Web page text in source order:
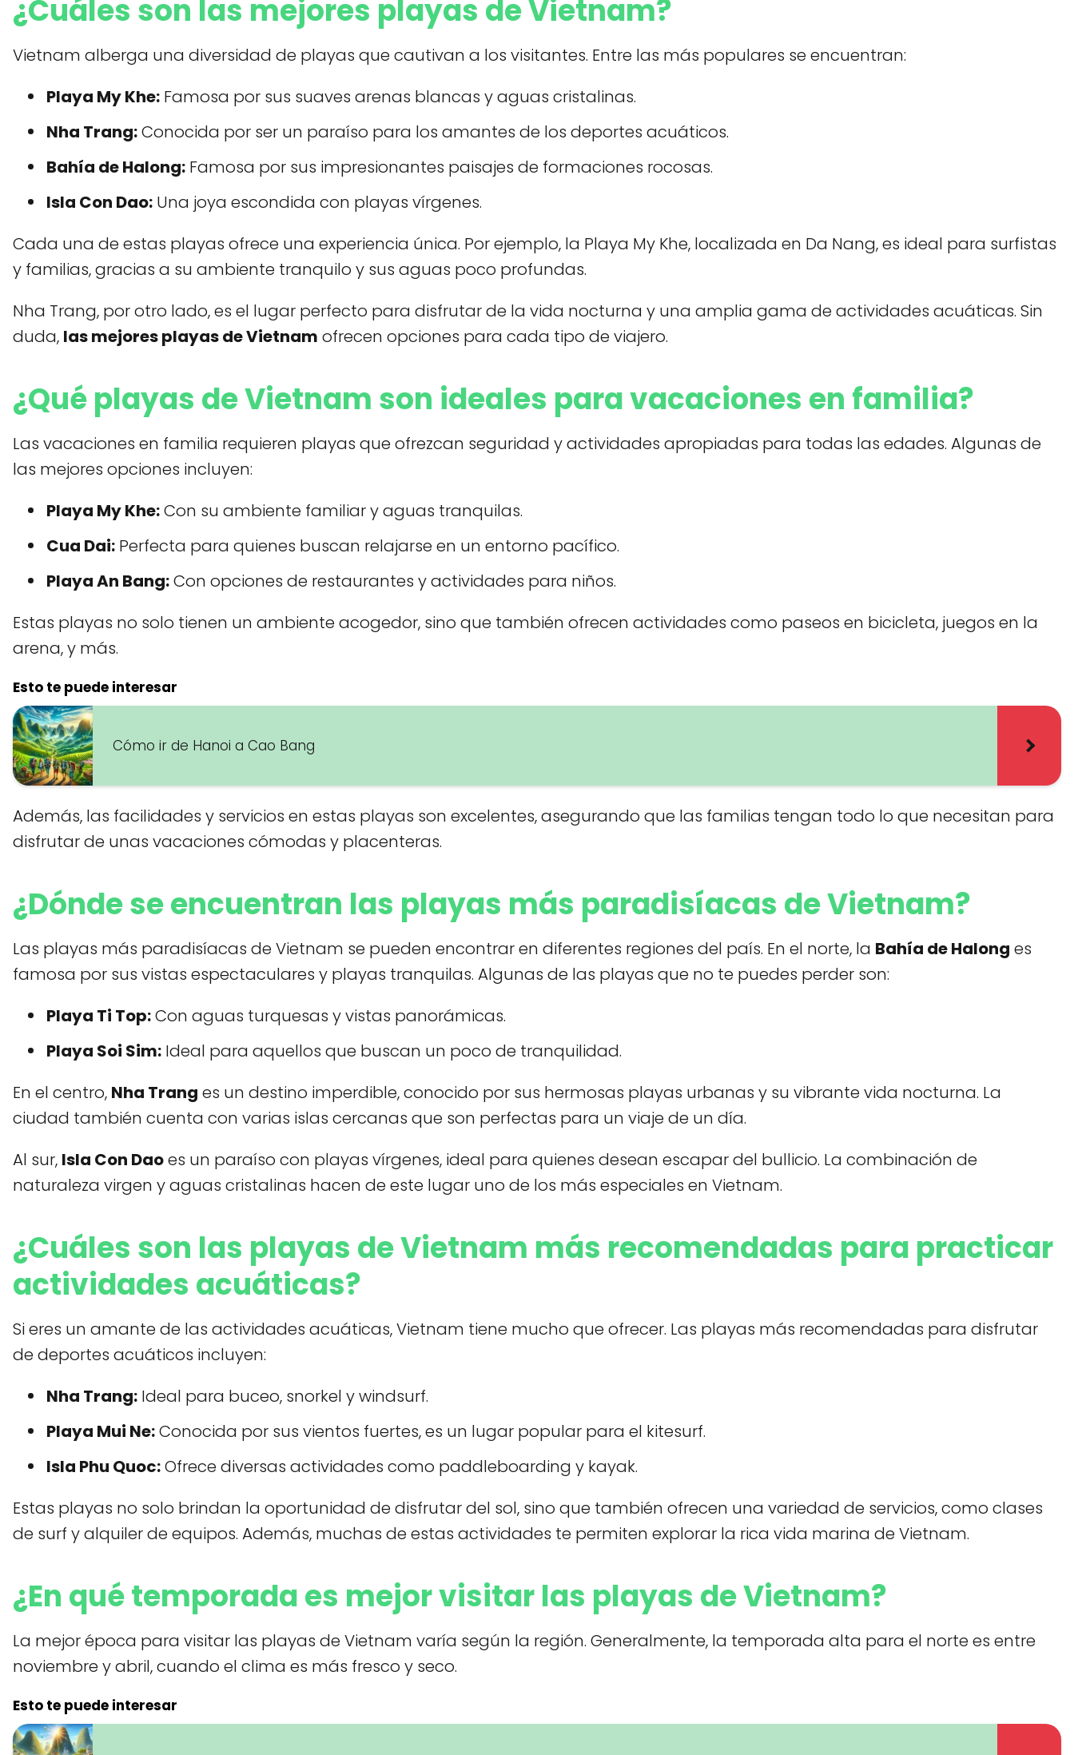
¿Cuáles son las mejores playas de Vietnam?
Vietnam alberga una diversidad de playas que cautivan a los visitantes. Entre las más populares se encuentran:
Playa My Khe: Famosa por sus suaves arenas blancas y aguas cristalinas.
Nha Trang:Conocida por ser un paraíso para los amantes de los deportes acuáticos.
Bahía de Halong: Famosa por sus impresionantes paisajes de formaciones rocosas.
Isla Con Dao: Una joya escondida con playas vírgenes.
Cada una de estas playas ofrece una experiencia única. Por ejemplo, la Playa My Khe, localizada en Da Nang, es ideal para surfistas
y familias, gracias a su ambiente tranquilo y sus aguas poco profundas.
Nha Trang, por otro lado, es el lugar perfecto para disfrutar de la vida nocturna y una amplia gama de actividades acuáticas. Sin
duda, las mejores playas de Vietnam ofrecen opciones para cada tipo de viajero.
¿Qué playas de Vietnam son ideales para vacaciones en familia?
Las vacaciones en familia requieren playas que ofrezcan seguridad y actividades apropiadas para todas las edades. Algunas de
las mejores opciones incluyen:
Playa My Khe:Con su ambiente familiar y aguas tranquilas.
Cua Dai: Perfecta para quienes buscan relajarse en un entorno pacífico.
Playa An Bang:Con opciones de restaurantes y actividades para niños.
Estas playas no solo tienen un ambiente acogedor, sino que también ofrecen actividades como paseos en bicicleta, juegos en la
arena, y más.
Esto te puede interesar
Cómo ir de Hanoi a Cao Bang
Además, las facilidades y servicios en estas playas son excelentes, asegurando que las familias tengan todo lo que necesitan para
disfrutar de unas vacaciones cómodas y placenteras.
¿Dónde se encuentran las playas más paradisíacas de Vietnam?
Las playas más paradisíacas de Vietnam se pueden encontrar en diferentes regiones del país. En el norte, la Bahía de Halong es
famosa por sus vistas espectaculares y playas tranquilas. Algunas de las playas que no te puedes perder son:
Playa Ti Top:Con aguas turquesas y vistas panorámicas.
Playa Soi Sim: Ideal para aquellos que buscan un poco de tranquilidad.
En el centro, Nha Trang es un destino imperdible, conocido por sus hermosas playas urbanas y su vibrante vida nocturna. La
ciudad también cuenta con varias islas cercanas que son perfectas para un viaje de un día.
Al sur, Isla Con Daoes un paraíso con playas vírgenes, ideal para quienes desean escapar del bullicio. La combinación de
naturaleza virgen y aguas cristalinas hacen de este lugar uno de los más especiales en Vietnam.
¿Cuáles son las playas de Vietnam más recomendadas para practicar
actividades acuáticas?
Si eres un amante de las actividades acuáticas, Vietnam tiene mucho que ofrecer. Las playas más recomendadas para disfrutar
de deportes acuáticos incluyen:
Nha Trang: Ideal para buceo, snorkel y windsurf.
Playa Mui Ne:Conocida por sus vientos fuertes, es un lugar popular para el kitesurf.
Isla Phu Quoc:Ofrece diversas actividades como paddleboarding y kayak.
Estas playas no solo brindan la oportunidad de disfrutar del sol, sino que también ofrecen una variedad de servicios, como clases
de surf y alquiler de equipos. Además, muchas de estas actividades te permiten explorar la rica vida marina de Vietnam.
¿En qué temporada es mejor visitar las playas de Vietnam?
La mejor época para visitar las playas de Vietnam varía según la región. Generalmente, la temporada alta para el norte es entre
noviembre y abril, cuando el clima es más fresco y seco.
Esto te puede interesar